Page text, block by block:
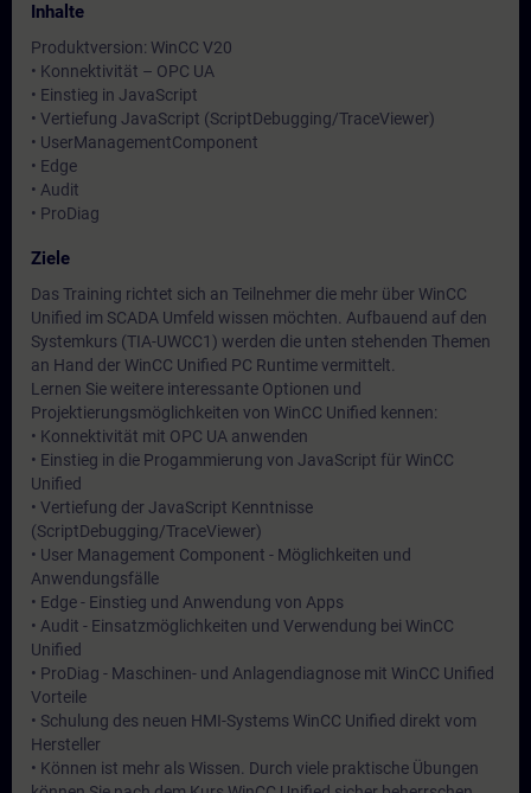
Inhalte
Produktversion: WinCC V20
• Konnektivität – OPC UA
• Einstieg in JavaScript
• Vertiefung JavaScript (ScriptDebugging/TraceViewer)
• UserManagementComponent
• Edge
• Audit
• ProDiag
Ziele
Das Training richtet sich an Teilnehmer die mehr über WinCC
Unified im SCADA Umfeld wissen möchten. Aufbauend auf den
Systemkurs (TIA-UWCC1) werden die unten stehenden Themen
an Hand der WinCC Unified PC Runtime vermittelt.
Lernen Sie weitere interessante Optionen und
Projektierungsmöglichkeiten von WinCC Unified kennen:
• Konnektivität mit OPC UA anwenden
• Einstieg in die Progammierung von JavaScript für WinCC
Unified
• Vertiefung der JavaScript Kenntnisse
(ScriptDebugging/TraceViewer)
• User Management Component - Möglichkeiten und
Anwendungsfälle
• Edge - Einstieg und Anwendung von Apps
• Audit - Einsatzmöglichkeiten und Verwendung bei WinCC
Unified
• ProDiag - Maschinen- und Anlagendiagnose mit WinCC Unified
Vorteile
• Schulung des neuen HMI-Systems WinCC Unified direkt vom
Hersteller
• Können ist mehr als Wissen. Durch viele praktische Übungen